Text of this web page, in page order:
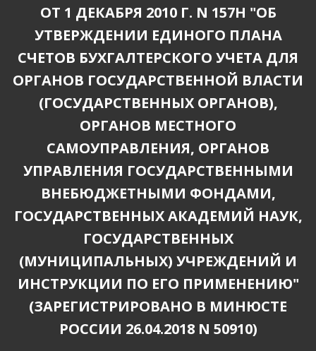
ОТ 1 ДЕКАБРЯ 2010 Г. N 157Н "ОБ
УТВЕРЖДЕНИИ ЕДИНОГО ПЛАНА
СЧЕТОВ БУХГАЛТЕРСКОГО УЧЕТА ДЛЯ
ОРГАНОВ ГОСУДАРСТВЕННОЙ ВЛАСТИ
(ГОСУДАРСТВЕННЫХ ОРГАНОВ),
ОРГАНОВ МЕСТНОГО
САМОУПРАВЛЕНИЯ, ОРГАНОВ
УПРАВЛЕНИЯ ГОСУДАРСТВЕННЫМИ
ВНЕБЮДЖЕТНЫМИ ФОНДАМИ,
ГОСУДАРСТВЕННЫХ АКАДЕМИЙ НАУК,
ГОСУДАРСТВЕННЫХ
(МУНИЦИПАЛЬНЫХ) УЧРЕЖДЕНИЙ И
ИНСТРУКЦИИ ПО ЕГО ПРИМЕНЕНИЮ"
(ЗАРЕГИСТРИРОВАНО В МИНЮСТЕ
РОССИИ 26.04.2018 N 50910)